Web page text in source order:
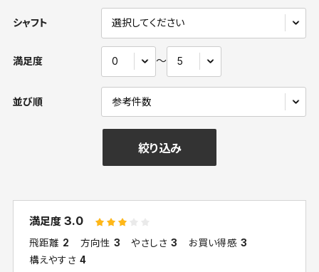
シャフト
満足度 〜
並び順
絞り込み
満足度3.0
飛距離 2 方向性 3 やさしさ 3 お買い得感 3
構えやすさ 4